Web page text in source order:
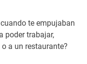
te empujaban
poder trabajar,
a un restaurante?